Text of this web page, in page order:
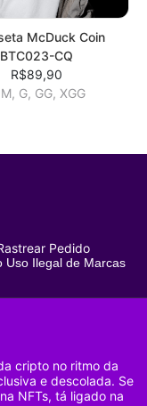
McDuck Coin
BTC023-CQ
R$89,90
G, GG, XGG
Pedido
Uso Ilegal de Marcas
cripto no ritmo da
e descolada. Se
NFTs, tá ligado na